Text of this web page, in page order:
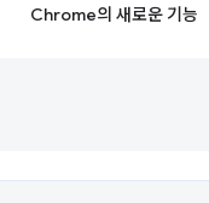
Chrome의 새로운 기능